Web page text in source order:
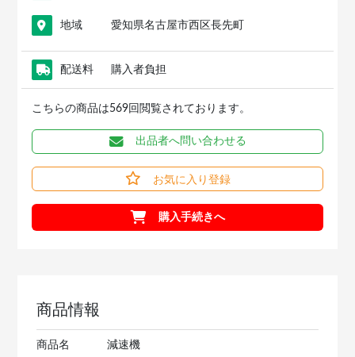
地域 愛知県名古屋市西区長先町
配送料 購入者負担
こちらの商品は569回閲覧されております。
出品者へ問い合わせる
お気に入り登録
購入手続きへ
商品情報
商品名 減速機